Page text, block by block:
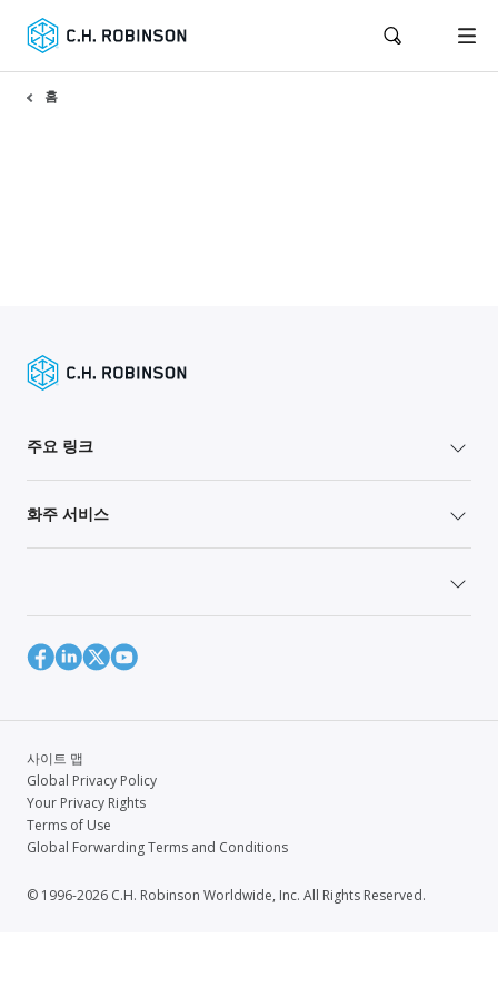
홈
주요 링크
화주 서비스
사이트 맵
Global Privacy Policy
Your Privacy Rights
Terms of Use
Global Forwarding Terms and Conditions
© 1996-2026 C.H. Robinson Worldwide, Inc. All Rights Reserved.